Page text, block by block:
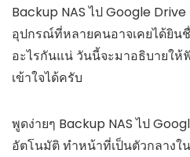
Backup NAS ไป Google
อุปกรณ์ที่หลายคนอาจเคยได้ยิน
อะไรกันแน่ วันนี้จะมาอธิบายให้
เข้าใจได้ครับ
พูดง่ายๆ Backup NAS ไป
อัตโนมัติ ทำหน้าที่เป็นตัวกลางใ